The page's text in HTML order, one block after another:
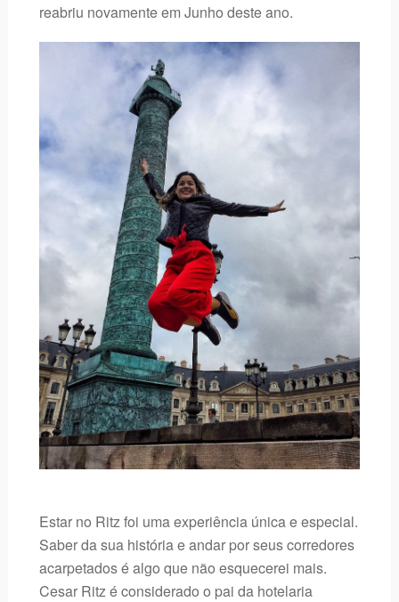
reabriu novamente em Junho deste ano.
Estar no Ritz foi uma experiência única e especial.
Saber da sua história e andar por seus corredores
acarpetados é algo que não esquecerei mais.
Cesar Ritz é considerado o pai da hotelaria